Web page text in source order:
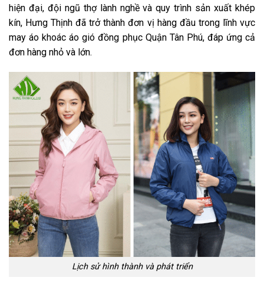
hiện đại, đội ngũ thợ lành nghề và quy trình sản xuất khép
kín, Hưng Thịnh đã trở thành đơn vị hàng đầu trong lĩnh vực
may áo khoác áo gió đồng phục Quận Tân Phú, đáp ứng cả
đơn hàng nhỏ và lớn.
Lịch sử hình thành và phát triển